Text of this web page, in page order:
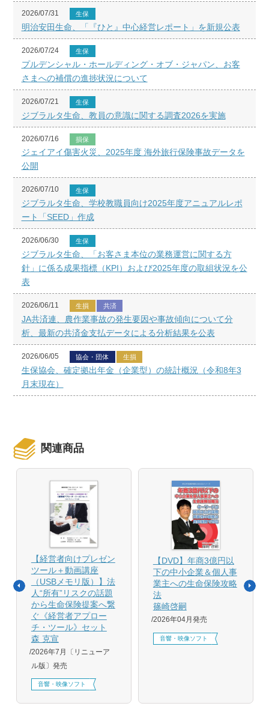
2026/07/31 生保
明治安田生命、「『ひと』中心経営レポート」を新規公表
2026/07/24 生保
プルデンシャル・ホールディング・オブ・ジャパン、お客
さまへの補償の進捗状況について
2026/07/21 生保
ジブラルタ生命、教員の意識に関する調査2026を実施
2026/07/16 損保
ジェイアイ傷害火災、2025年度 海外旅行保険事故データを
公開
2026/07/10 生保
ジブラルタ生命、学校教職員向け2025年度アニュアルレポ
ート「SEED」作成
2026/06/30 生保
ジブラルタ生命、「お客さま本位の業務運営に関する方
針」に係る成果指標（KPI）および2025年度の取組状況を公
表
2026/06/11 生損 共済
JA共済連、農作業事故の発生要因や事故傾向について分
析、最新の共済金支払データによる分析結果を公表
2026/06/05 協会・団体 生損
生保協会、確定拠出年金（企業型）の統計概況（令和8年3
月末現在）
関連商品
【経営者向けプレゼン
ツール＋動画講座
（USBメモリ版）】法
人“所有”リスクの話題
から生命保険提案へ繋
ぐ《経営者アプロー
チ・ツール》セット
森 克宣
2026年7月〔リニューア
ル版〕発売
音響・映像ソフト
【DVD】年商3億円以
下の中小企業＆個人事
業主への生命保険攻略
法
篠崎啓嗣
2026年04月発売
音響・映像ソフト